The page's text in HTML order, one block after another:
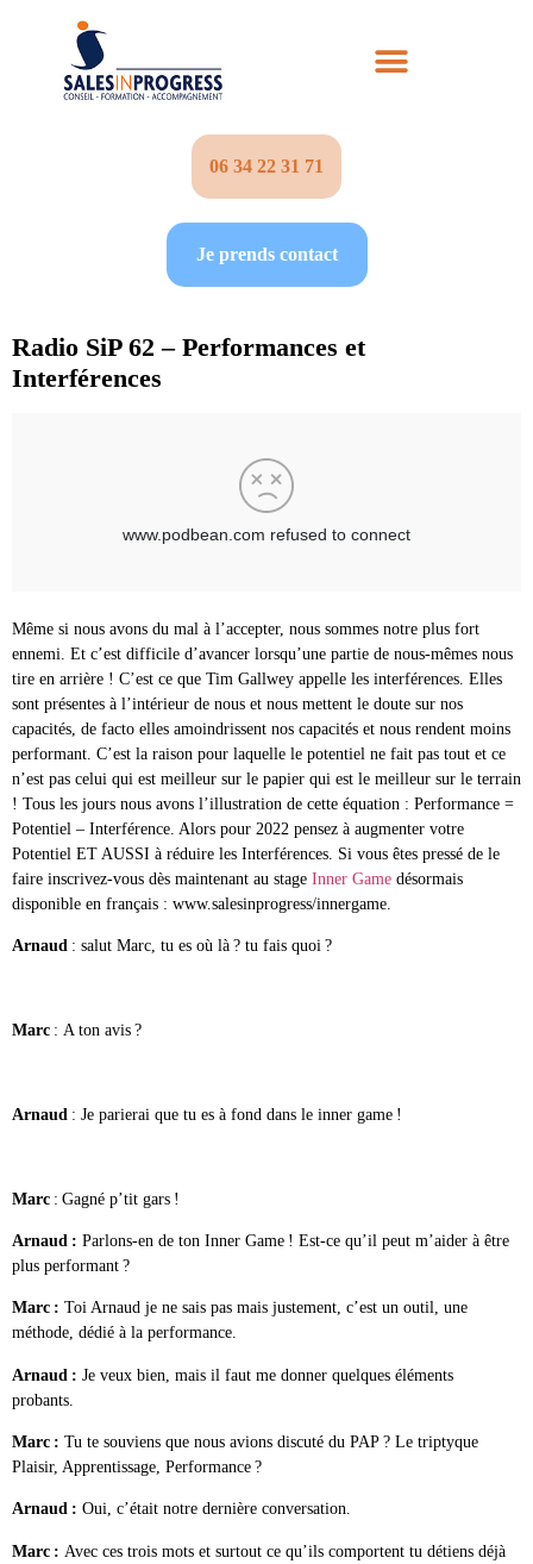
06 34 22 31 71‬
Je prends contact
Radio SiP 62 – Performances et
Interférences
Même si nous avons du mal à l’accepter, nous sommes notre plus fort
ennemi. Et c’est difficile d’avancer lorsqu’une partie de nous-mêmes nous
tire en arrière ! C’est ce que Tim Gallwey appelle les interférences. Elles
sont présentes à l’intérieur de nous et nous mettent le doute sur nos
capacités, de facto elles amoindrissent nos capacités et nous rendent moins
performant. C’est la raison pour laquelle le potentiel ne fait pas tout et ce
n’est pas celui qui est meilleur sur le papier qui est le meilleur sur le terrain
! Tous les jours nous avons l’illustration de cette équation : Performance =
Potentiel – Interférence. Alors pour 2022 pensez à augmenter votre
Potentiel ET AUSSI à réduire les Interférences. Si vous êtes pressé de le
faire inscrivez-vous dès maintenant au stage Inner Game désormais
disponible en français : www.salesinprogress/innergame.
Arnaud : salut Marc, tu es où là ? tu fais quoi ?
Marc : A ton avis ?
Arnaud : Je parierai que tu es à fond dans le inner game !
Marc : Gagné p’tit gars !
Arnaud : Parlons-en de ton Inner Game ! Est-ce qu’il peut m’aider à être
plus performant ?
Marc : Toi Arnaud je ne sais pas mais justement, c’est un outil, une
méthode, dédié à la performance.
Arnaud : Je veux bien, mais il faut me donner quelques éléments
probants.
Marc : Tu te souviens que nous avions discuté du PAP ? Le triptyque
Plaisir, Apprentissage, Performance ?
Arnaud : Oui, c’était notre dernière conversation.
Marc : Avec ces trois mots et surtout ce qu’ils comportent tu détiens déjà